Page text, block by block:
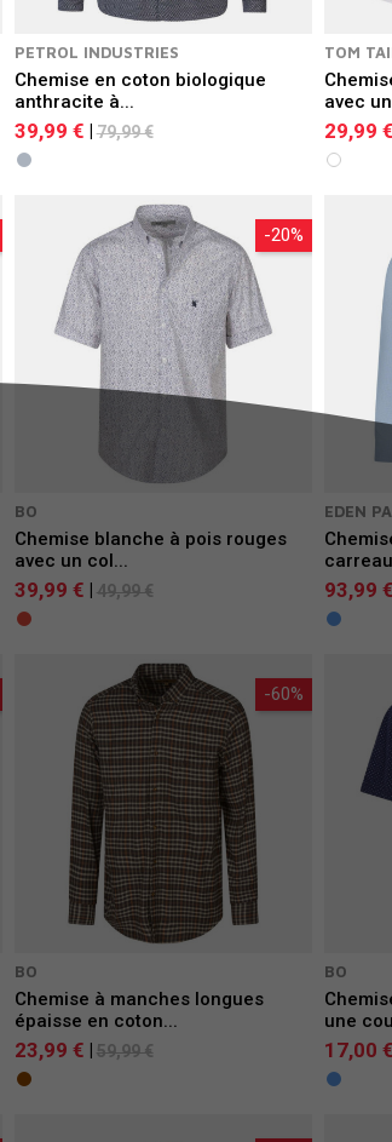
PETROL INDUSTRIES
Chemise en coton biologique
anthracite à...
39,99 € |79,99 €
TOM
avec
29,99 €
-20%
BO
Chemise blanche à pois rouges
avec un col...
39,99 € 49,99 €
EDEN
93,99 €
-60%
BO
Chemise à manches longues
épaisse en coton...
23,99 € 59,99 €
BO
une
17,00 €